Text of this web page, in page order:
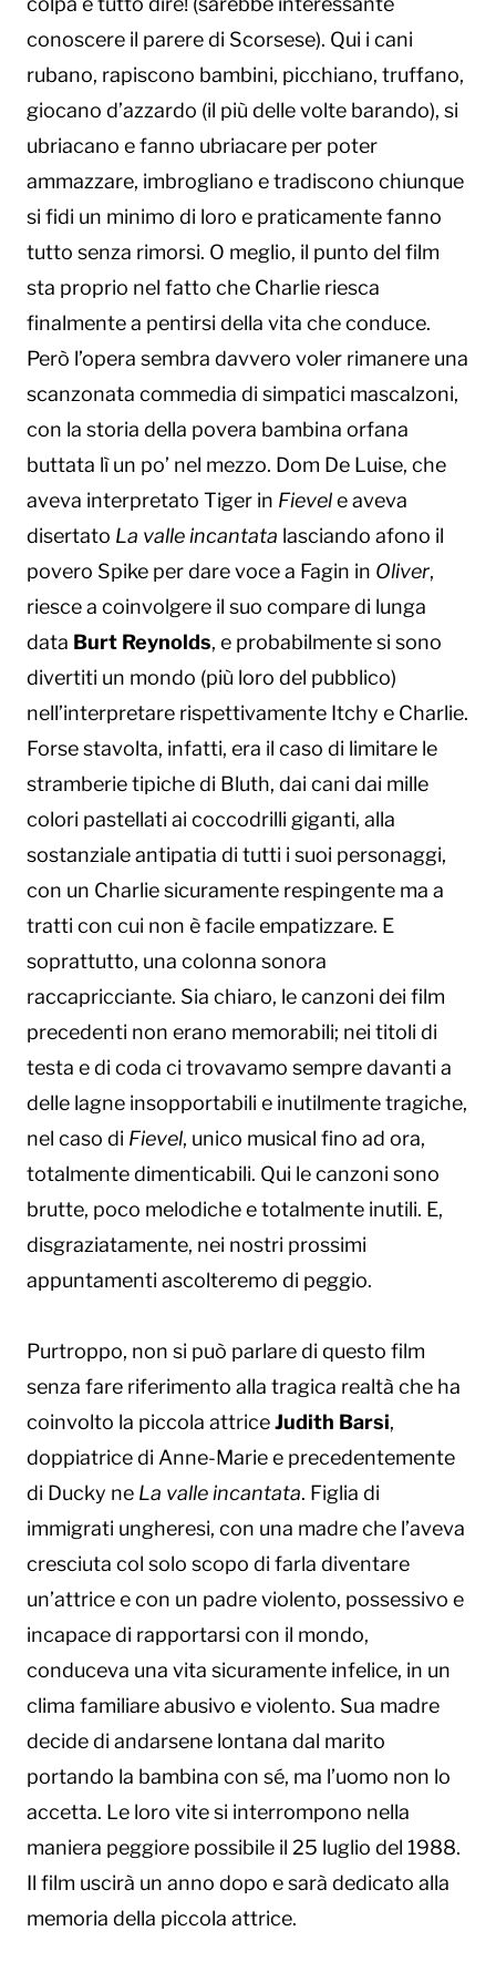
conoscere il parere di Scorsese). Qui i cani
rubano, rapiscono bambini, picchiano, truffano,
giocano d’azzardo (il più delle volte barando), si
ubriacano e fanno ubriacare per poter
ammazzare, imbrogliano e tradiscono chiunque
si fidi un minimo di loro e praticamente fanno
tutto senza rimorsi. O meglio, il punto del film
sta proprio nel fatto che Charlie riesca
finalmente a pentirsi della vita che conduce.
Però l’opera sembra davvero voler rimanere una
scanzonata commedia di simpatici mascalzoni,
con la storia della povera bambina orfana
buttata lì un po’ nel mezzo. Dom De Luise, che
aveva interpretato Tiger in Fievele aveva
disertato La valle incantata lasciando afono il
povero Spike per dare voce a Fagin in Oliver,
riesce a coinvolgere il suo compare di lunga
data Burt Reynolds, e probabilmente si sono
divertiti un mondo (più loro del pubblico)
nell’interpretare rispettivamente Itchy e Charlie.
Forse stavolta, infatti, era il caso di limitare le
stramberie tipiche di Bluth, dai cani dai mille
colori pastellati ai coccodrilli giganti, alla
sostanziale antipatia di tutti i suoi personaggi,
con un Charlie sicuramente respingente ma a
tratti con cui non è facile empatizzare. E
soprattutto, una colonna sonora
raccapricciante. Sia chiaro, le canzoni dei film
precedenti non erano memorabili; nei titoli di
testa e di coda ci trovavamo sempre davanti a
delle lagne insopportabili e inutilmente tragiche,
nel caso di Fievel, unico musical fino ad ora,
totalmente dimenticabili. Qui le canzoni sono
brutte, poco melodiche e totalmente inutili. E,
disgraziatamente, nei nostri prossimi
appuntamenti ascolteremo di peggio.
Purtroppo, non si può parlare di questo film
senza fare riferimento alla tragica realtà che ha
coinvolto la piccola attriceJudith Barsi,
doppiatrice di Anne-Marie e precedentemente
di Ducky ne La valle incantata. Figlia di
immigrati ungheresi, con una madre che l’aveva
cresciuta col solo scopo di farla diventare
un’attrice e con un padre violento, possessivo e
incapace di rapportarsi con il mondo,
conduceva una vita sicuramente infelice, in un
clima familiare abusivo e violento. Sua madre
decide di andarsene lontana dal marito
portando la bambina con sé, ma l’uomo non lo
accetta. Le loro vite si interrompono nella
maniera peggiore possibile il 25 luglio del 1988.
Il film uscirà un anno dopo e sarà dedicato alla
memoria della piccola attrice.